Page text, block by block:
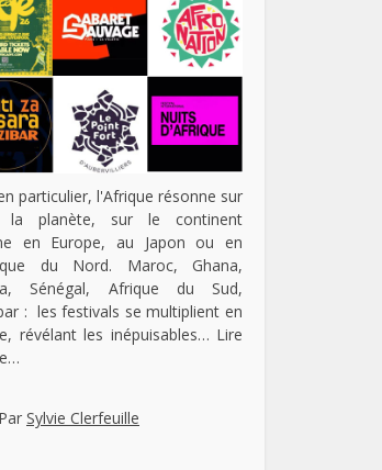
particulier, l'Afrique résonne sur
la planète, sur le continent
en Europe, au Japon ou en
du Nord. Maroc, Ghana,
Sénégal, Afrique du Sud,
: les festivals se multiplient en
révélant les inépuisables… Lire
Par Sylvie Clerfeuille